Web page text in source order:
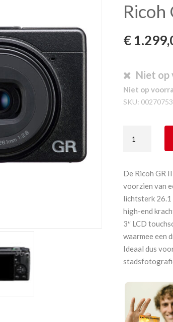
Ricoh
€
Niet op
Niet op
SKU:
GR
X
Black
aantal
De Ricoh GR
voorzien van
lichtsterk 26.1
high-end
3″ LCD
waarmee een
Ideaal dus